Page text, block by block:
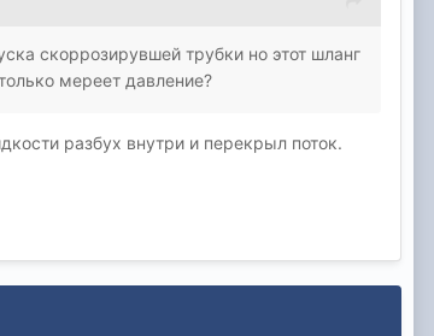
скоррозирувшей трубки но этот шланг
мереет давление?
разбух внутри и перекрыл поток.